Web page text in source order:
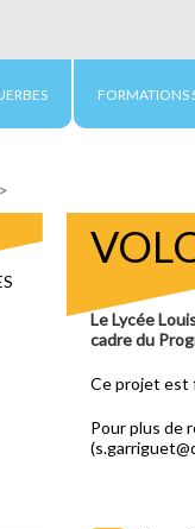
FORMATIONS
>
Le Lycée
cadre du
Ce projet est
Pour plus de